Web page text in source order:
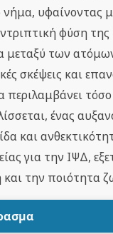
νήμα,
φύση
των
σκέψεις και
ένας
και
για την ΙΨΔ,
την ποιότητα